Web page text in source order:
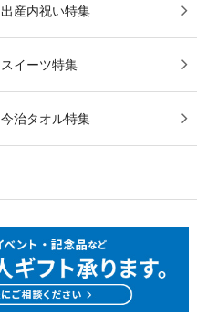
出産内祝い特集
スイーツ特集
今治タオル特集